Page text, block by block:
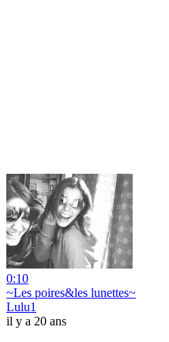
0:10
~Les poires&les lunettes~
Lulu1
il y a 20 ans